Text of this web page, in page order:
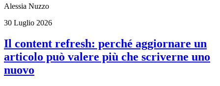
Alessia Nuzzo
30 Luglio 2026
Il content refresh: perché aggiornare un
articolo può valere più che scriverne uno
nuovo